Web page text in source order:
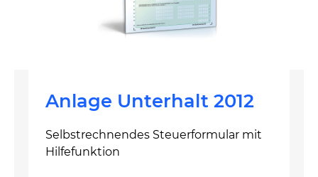
Anlage Unterhalt 2012
Selbstrechnendes Steuerformular mit
Hilfefunktion